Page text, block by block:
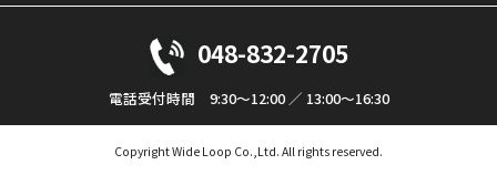
048-832-2705
電話受付時間 9:30～12:00 ／ 13:00～16:30
Copyright Wide Loop Co.,Ltd. All rights reserved.